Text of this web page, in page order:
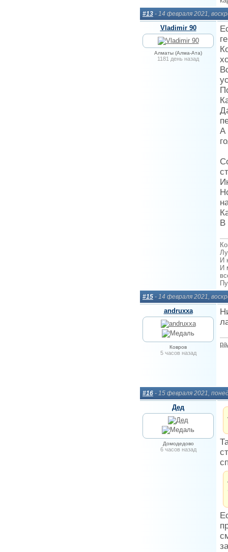
#13 - 14 февраля 2021,
Vladimir 90
Алматы (Алма-Ата)
1181 день назад
А
В
И
И
#15 - 14 февраля 2021,
andruxxa
Ковров
5 часов назад
#16 - 15 февраля 2021,
Дед
Домодедово
6 часов назад